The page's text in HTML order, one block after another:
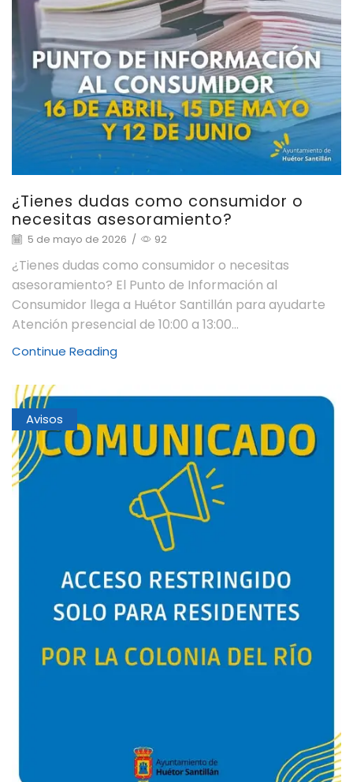
¿Tienes dudas como consumidor o
necesitas asesoramiento?
5 de mayo de 2026 / 92
¿Tienes dudas como consumidor o necesitas
asesoramiento? El Punto de Información al
Consumidor llega a Huétor Santillán para ayudarte
Atención presencial de 10:00 a 13:00...
Continue Reading
Avisos